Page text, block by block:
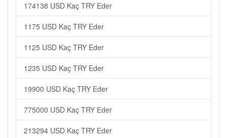
174138 USD Kaç TRY Eder
1175 USD Kaç TRY Eder
1125 USD Kaç TRY Eder
1235 USD Kaç TRY Eder
19900 USD Kaç TRY Eder
775000 USD Kaç TRY Eder
213294 USD Kaç TRY Eder